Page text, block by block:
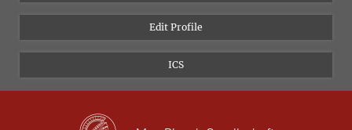
Vimeo
Newsletter
Edit Profile
ICS